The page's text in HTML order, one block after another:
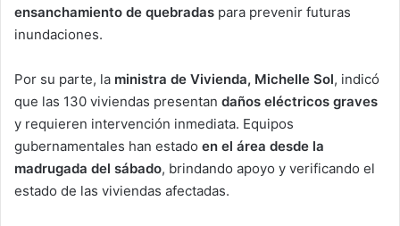
ensanchamiento de quebradas para prevenir futuras
inundaciones.
Por su parte, la ministra de Vivienda, Michelle Sol, indicó
que las 130 viviendas presentan daños eléctricos graves
y requieren intervención inmediata. Equipos
gubernamentales han estado en el área desde la
madrugada del sábado, brindando apoyo y verificando el
estado de las viviendas afectadas.